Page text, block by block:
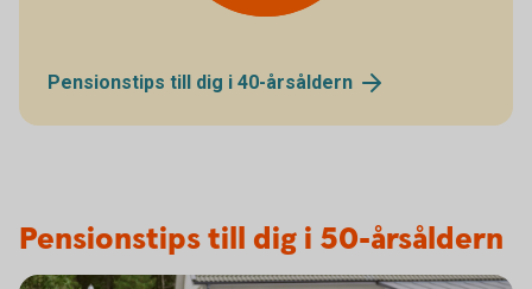
Pensionstips till dig i 40-årsåldern
Pensionstips till dig i 50-årsåldern